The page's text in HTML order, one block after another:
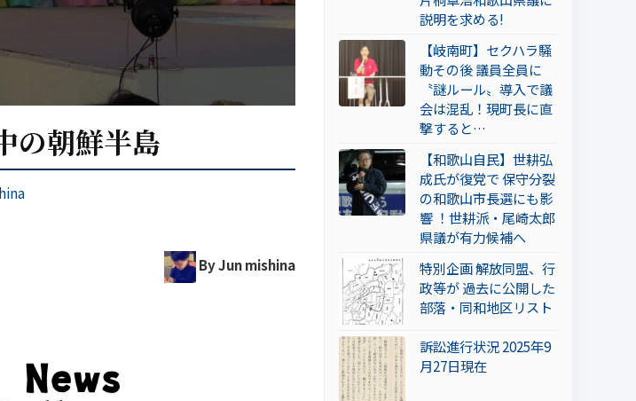
説明を求める!
【岐南町】セクハラ騒
動その後 議員全員に
〝謎ルール〟導入で議
会は混乱！現町長に直
撃すると…
【和歌山自民】世耕弘
成氏が復党で 保守分裂
の和歌山市長選にも影
響 ！世耕派・尾崎太郎
県議が有力候補へ
特別企画 解放同盟、行
政等が 過去に公開した
部落・同和地区リスト
訴訟進行状況 2025年9
月27日現在
の朝鮮半島
By Jun mishina